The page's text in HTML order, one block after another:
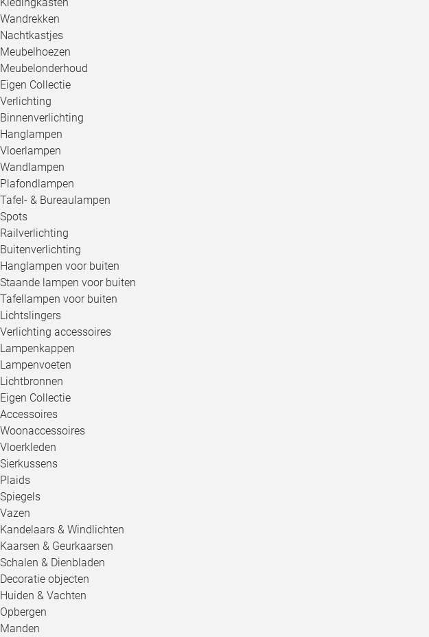
Wandrekken
Nachtkastjes
Meubelhoezen
Meubelonderhoud
Eigen Collectie
Verlichting
Binnenverlichting
Hanglampen
Vloerlampen
Wandlampen
Plafondlampen
Tafel- & Bureaulampen
Spots
Railverlichting
Buitenverlichting
Hanglampen voor buiten
Staande lampen voor buiten
Tafellampen voor buiten
Lichtslingers
Verlichting accessoires
Lampenkappen
Lampenvoeten
Lichtbronnen
Eigen Collectie
Accessoires
Woonaccessoires
Vloerkleden
Sierkussens
Plaids
Spiegels
Vazen
Kandelaars & Windlichten
Kaarsen & Geurkaarsen
Schalen & Dienbladen
Decoratie objecten
Huiden & Vachten
Opbergen
Manden